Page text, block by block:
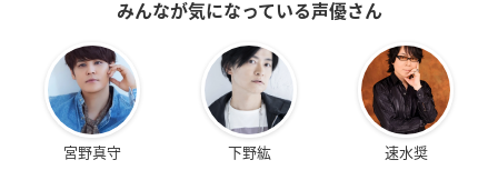
みんなが気になっている声優さん
宮野真守 下野紘 速水奨